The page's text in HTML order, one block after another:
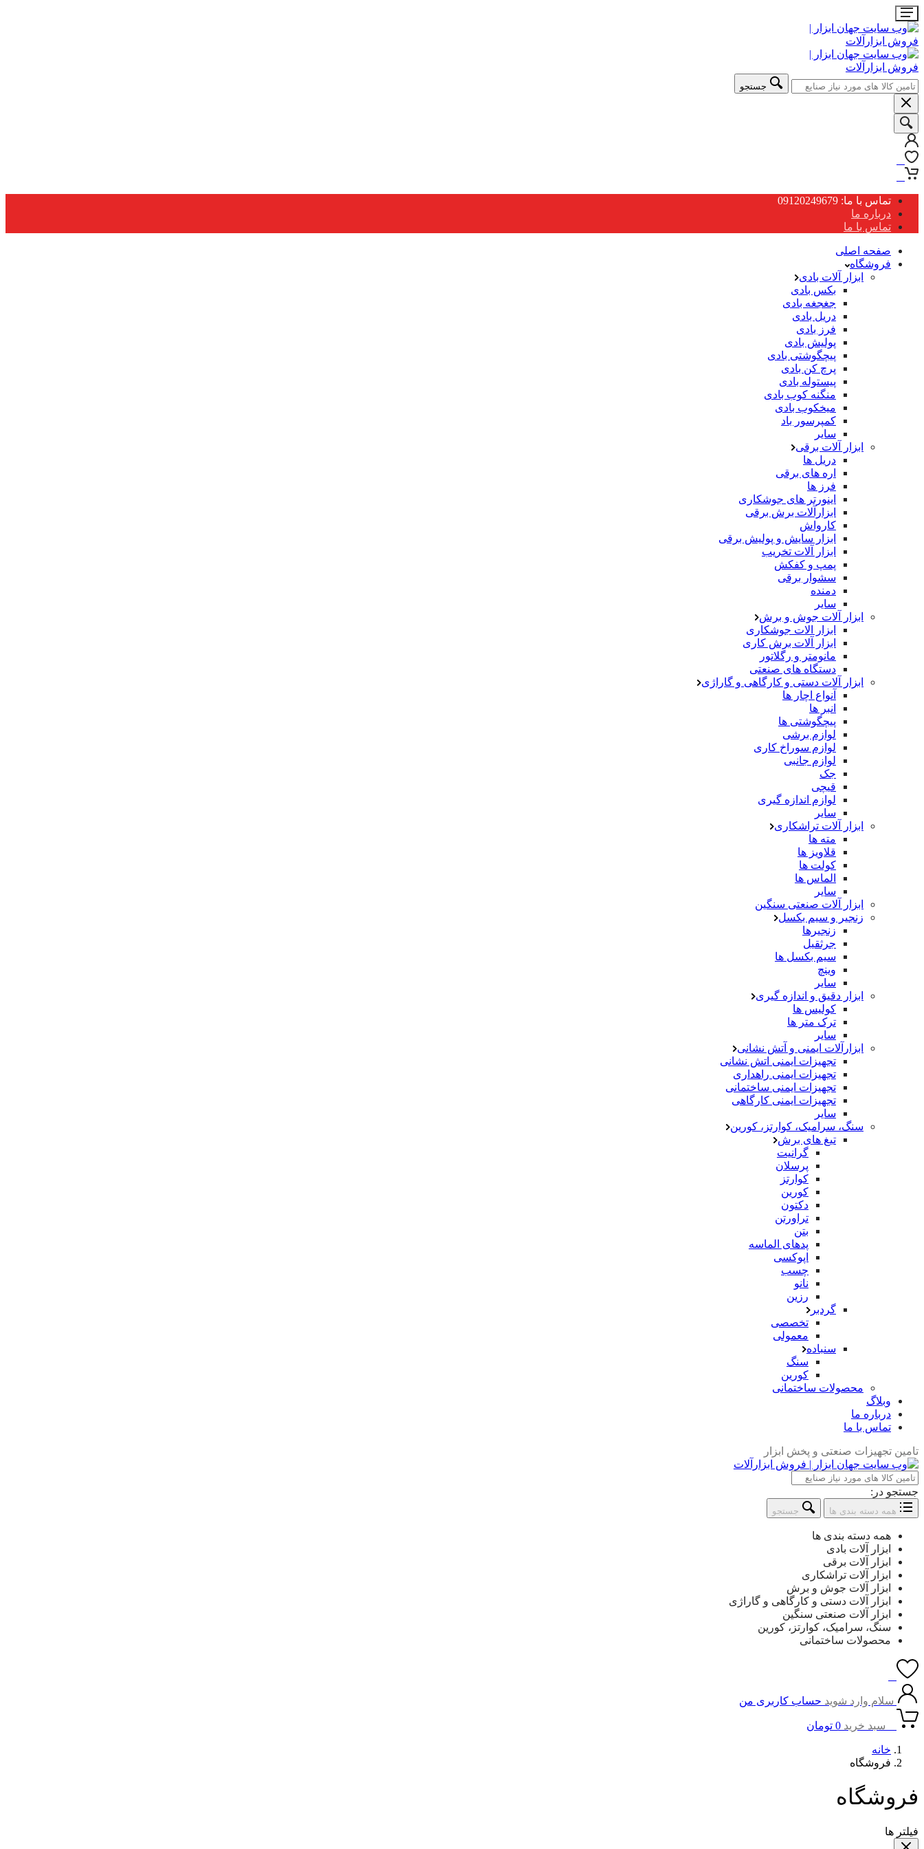
جستجو
تماس با ما: 09120249679
درباره ما
تماس با ما
صفحه اصلی
فروشگاه
ابزار آلات بادی
بکس بادی
جغجغه بادی
دریل بادی
فرز بادی
پولیش بادی
پیچگوشتی بادی
پرچ کن بادی
پیستوله بادی
منگنه کوب بادی
میخکوب بادی
کمپرسور باد
سایر
ابزار آلات برقی
دریل ها
اره های برقی
فرز ها
اینورتر های جوشکاری
ابزارآلات برش برقی
کارواش
ابزار سایش و پولیش برقی
ابزار آلات تخریب
پمپ و کفکش
سشوار برقی
دمنده
سایر
ابزار آلات جوش و برش
ابزار الات جوشکاری
ابزار آلات برش کاری
مانومتر و رگلاتور
دستگاه های صنعتی
ابزار آلات دستی و کارگاهی و گاراژی
آنواع اچار ها
انبر ها
پیچگوشتی ها
لوازم برشی
لوازم سوراخ کاری
لوازم جانبی
جک
قیچی
لوازم اندازه گیری
سایر
ابزار آلات تراشکاری
مته ها
قلاویز ها
کولت ها
الماس ها
سایر
ابزار آلات صنعتی سنگین
زنجیر و سیم بکسل
زنجیرها
جرثقیل
سیم بکسل ها
وینچ
سایر
ابزار دقیق و اندازه گیری
کولیس ها
ترک متر ها
سایر
ابزارآلات ایمنی و آتش نشانی
تجهیزات ایمنی اتش نشانی
تجهیزات ایمنی راهداری
تجهیزات ایمنی ساختمانی
تجهیزات ایمنی کارگاهی
سایر
سنگ، سرامیک، کوارتز، کورین
تیغ های برش
گرانیت
پرسلان
کوارتز
کورین
دکتون
تراورتن
بتن
پدهای الماسه
اپوکسی
چسب
نانو
رزین
گردبر
تخصصی
معمولی
سنباده
سنگ
کورین
محصولات ساختمانی
وبلاگ
درباره ما
تماس با ما
تامین تجهیزات صنعتی و پخش ابزار
جستجو در:
همه دسته بندی ها جستجو
همه دسته بندی ها
ابزار آلات بادی
ابزار آلات برقی
ابزار آلات تراشکاری
ابزار آلات جوش و برش
ابزار آلات دستی و کارگاهی و گاراژی
ابزار آلات صنعتی سنگین
سنگ، سرامیک، کوارتز، کورین
محصولات ساختمانی
سلام وارد شوید حساب کاربری من
سبد خرید 0 تومان
خانه
فروشگاه
فروشگاه
فیلتر ها